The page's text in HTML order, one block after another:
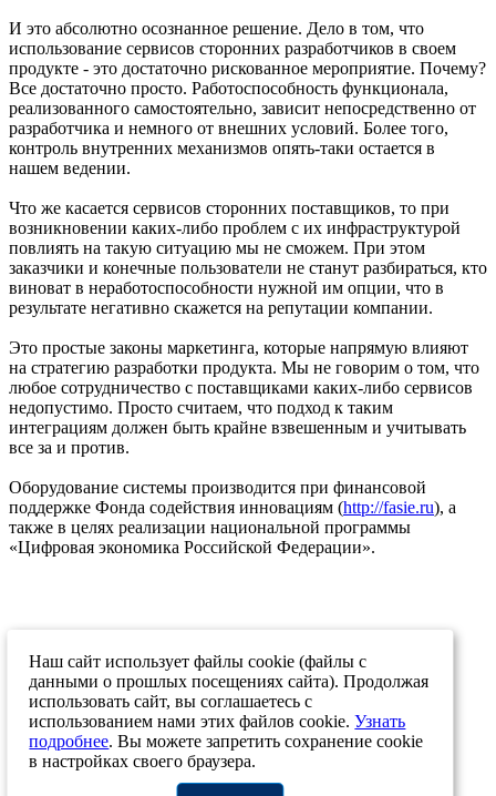
И это абсолютно осознанное решение. Дело в том, что
использование сервисов сторонних разработчиков в своем
продукте - это достаточно рискованное мероприятие. Почему?
Все достаточно просто. Работоспособность функционала,
реализованного самостоятельно, зависит непосредственно от
разработчика и немного от внешних условий. Более того,
контроль внутренних механизмов опять-таки остается в
нашем ведении.
Что же касается сервисов сторонних поставщиков, то при
возникновении каких-либо проблем с их инфраструктурой
повлиять на такую ситуацию мы не сможем. При этом
заказчики и конечные пользователи не станут разбираться, кто
виноват в неработоспособности нужной им опции, что в
результате негативно скажется на репутации компании.
Это простые законы маркетинга, которые напрямую влияют
на стратегию разработки продукта. Мы не говорим о том, что
любое сотрудничество с поставщиками каких-либо сервисов
недопустимо. Просто считаем, что подход к таким
интеграциям должен быть крайне взвешенным и учитывать
все за и против.
Оборудование системы производится при финансовой
поддержке Фонда содействия инновациям (http://fasie.ru), а
также в целях реализации национальной программы
«Цифровая экономика Российской Федерации».
31.03.2023
Возврат к списку
Наш сайт использует файлы cookie (файлы с
данными о прошлых посещениях сайта). Продолжая
использовать сайт, вы соглашаетесь с
использованием нами этих файлов cookie.Узнать
подробнее. Вы можете запретить сохранение cookie
в настройках своего браузера.
+7 (812) 244-46-72